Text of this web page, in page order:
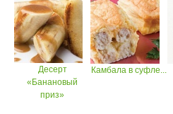
Десерт
«Банановый
приз»
Камбала в суфле...